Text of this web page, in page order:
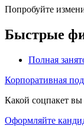
Попробуйте
Быстрые
Полная
Корпоративная
Какой соцпакет
Оформляйте